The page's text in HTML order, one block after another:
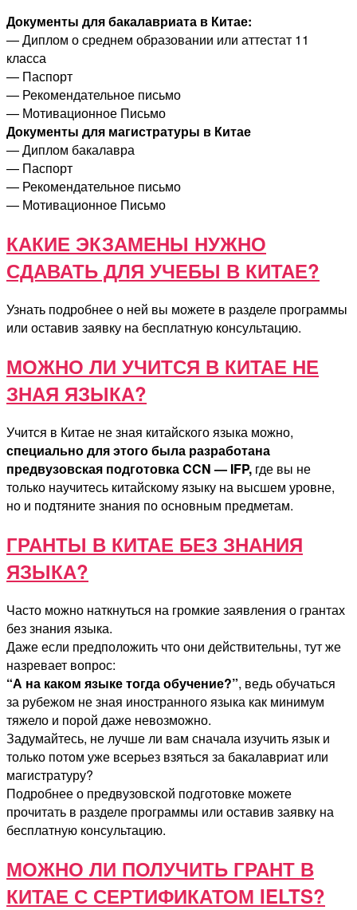
Документы для бакалавриата в Китае:
— Диплом о среднем образовании или аттестат 11
класса
— Паспорт
— Рекомендательное письмо
— Мотивационное Письмо
Документы для магистратуры в Китае
— Диплом бакалавра
— Паспорт
— Рекомендательное письмо
— Мотивационное Письмо
КАКИЕ ЭКЗАМЕНЫ НУЖНО
СДАВАТЬ ДЛЯ УЧЕБЫ В КИТАЕ?
Узнать подробнее о ней вы можете в разделе программы
или оставив заявку на бесплатную консультацию.
МОЖНО ЛИ УЧИТСЯ В КИТАЕ НЕ
ЗНАЯ ЯЗЫКА?
Учится в Китае не зная китайского языка можно,
специально для этого была разработана
предвузовская подготовка CCN — IFP, где вы не
только научитесь китайскому языку на высшем уровне,
но и подтяните знания по основным предметам.
ГРАНТЫ В КИТАЕ БЕЗ ЗНАНИЯ
ЯЗЫКА?
Часто можно наткнуться на громкие заявления о грантах
без знания языка.
Даже если предположить что они действительны, тут же
назревает вопрос:
“А на каком языке тогда обучение?”, ведь обучаться
за рубежом не зная иностранного языка как минимум
тяжело и порой даже невозможно.
Задумайтесь, не лучше ли вам сначала изучить язык и
только потом уже всерьез взяться за бакалавриат или
магистратуру?
Подробнее о предвузовской подготовке можете
прочитать в разделе программы или оставив заявку на
бесплатную консультацию.
МОЖНО ЛИ ПОЛУЧИТЬ ГРАНТ В
КИТАЕ С СЕРТИФИКАТОМ IELTS?